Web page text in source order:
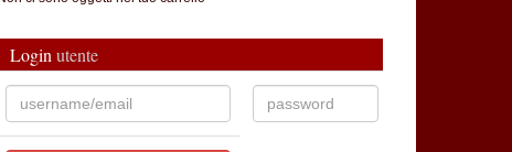
Login utente